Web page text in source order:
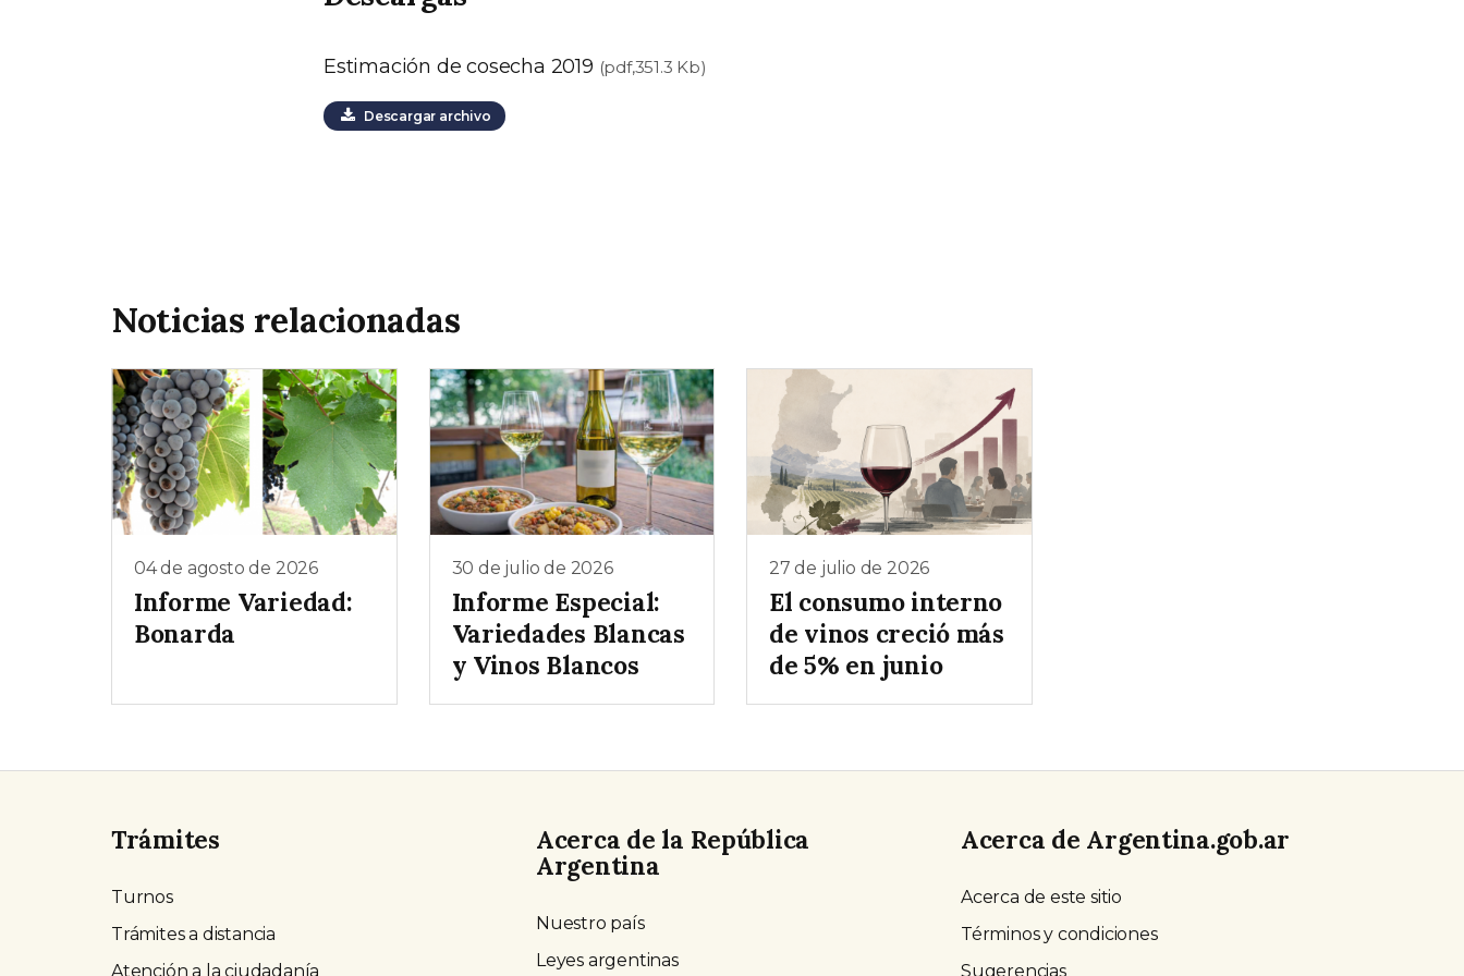
Estimación de cosecha 2019 (pdf,351.3 Kb)
Descargar archivo
Noticias relacionadas
04 de agosto de 2026
Informe Variedad:
Bonarda
30 de julio de 2026
Informe Especial:
Variedades Blancas
y Vinos Blancos
27 de julio de 2026
El consumo interno
de vinos creció más
de 5% en junio
Trámites
Turnos
Trámites a distancia
Atención a la ciudadanía
Acerca de la República
Argentina
Nuestro país
Leyes argentinas
Acerca de Argentina.gob.ar
Acerca de este sitio
Términos y condiciones
Sugerencias